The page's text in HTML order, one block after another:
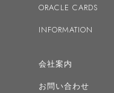
ORACLE CARDS
INFORMATION
会社案内
お問い合わせ